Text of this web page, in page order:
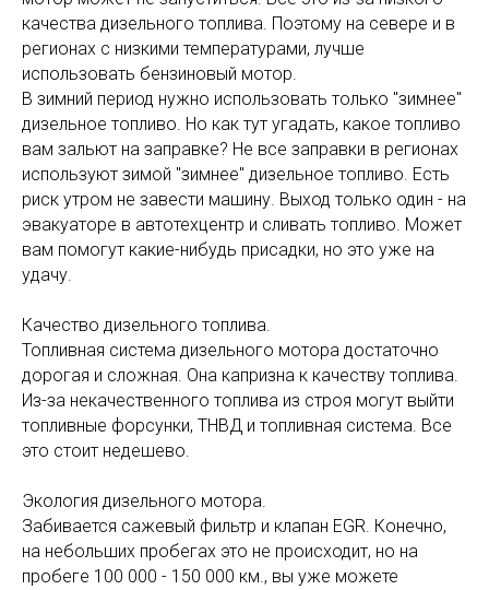
качества дизельного топлива. Поэтому на севере и в
регионах с низкими температурами, лучше
использовать бензиновый мотор.
В зимний период нужно использовать только "зимнее"
дизельное топливо. Но как тут угадать, какое топливо
вам зальют на заправке? Не все заправки в регионах
используют зимой "зимнее" дизельное топливо. Есть
риск утром не завести машину. Выход только один - на
эвакуаторе в автотехцентр и сливать топливо. Может
вам помогут какие-нибудь присадки, но это уже на
удачу.
Качество дизельного топлива.
Топливная система дизельного мотора достаточно
дорогая и сложная. Она капризна к качеству топлива.
Из-за некачественного топлива из строя могут выйти
топливные форсунки, ТНВД и топливная система. Все
это стоит недешево.
Экология дизельного мотора.
Забивается сажевый фильтр и клапан EGR. Конечно,
на небольших пробегах это не происходит, но на
пробеге 100 000 - 150 000 км., вы уже можете